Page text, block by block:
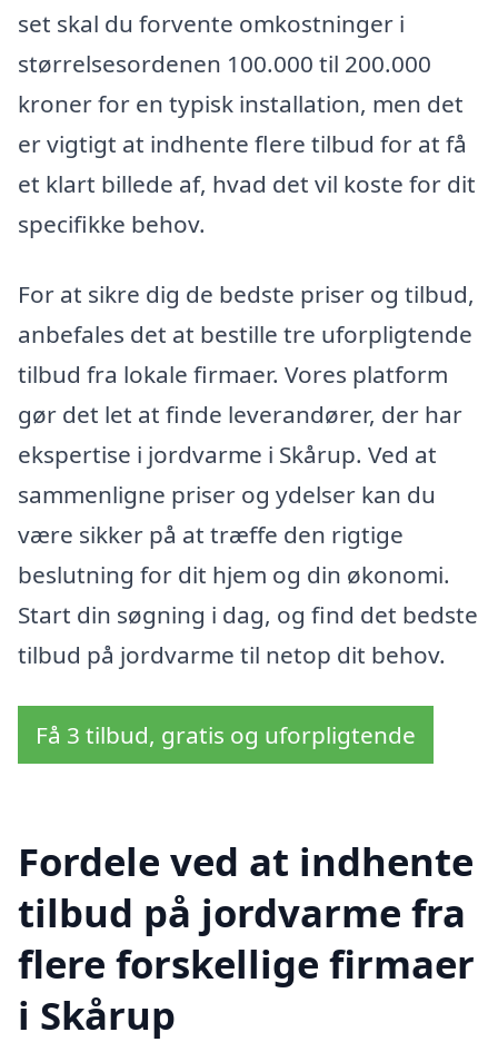
set skal du forvente omkostninger i
størrelsesordenen 100.000 til 200.000
kroner for en typisk installation, men det
er vigtigt at indhente flere tilbud for at få
et klart billede af, hvad det vil koste for dit
specifikke behov.
For at sikre dig de bedste priser og tilbud,
anbefales det at bestille tre uforpligtende
tilbud fra lokale firmaer. Vores platform
gør det let at finde leverandører, der har
ekspertise i jordvarme i Skårup. Ved at
sammenligne priser og ydelser kan du
være sikker på at træffe den rigtige
beslutning for dit hjem og din økonomi.
Start din søgning i dag, og find det bedste
tilbud på jordvarme til netop dit behov.
Få 3 tilbud, gratis og uforpligtende
Fordele ved at indhente
tilbud på jordvarme fra
flere forskellige firmaer
i Skårup